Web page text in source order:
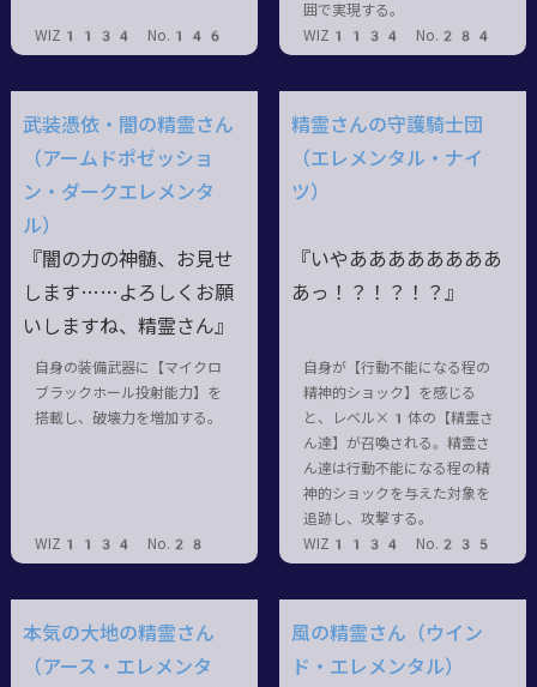
WIZ1134 No.146
囲で実現する。
WIZ1134 No.284
武装憑依・闇の精霊さん
（アームドポゼッショ
ン・ダークエレメンタ
ル）
『闇の力の神髄、お見せ
します……よろしくお願
いしますね、精霊さん』
自身の装備武器に【マイクロ
ブラックホール投射能力】を
搭載し、破壊力を増加する。
WIZ1134 No.28
精霊さんの守護騎士団
（エレメンタル・ナイ
ツ）
『いやああああああああ
あっ ！？！？！？』
自身が【行動不能になる程の
精神的ショック】を感じる
と、レベル×1体の【精霊さ
ん達】が召喚される。精霊さ
ん達は行動不能になる程の精
神的ショックを与えた対象を
追跡し、攻撃する。
WIZ1134 No.235
本気の大地の精霊さん
（アース・エレメンタ
風の精霊さん（ウイン
ド・エレメンタル）